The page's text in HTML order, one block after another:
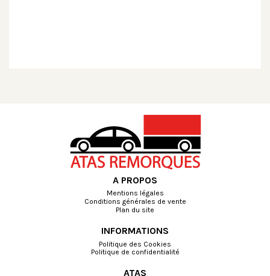
A PROPOS
Mentions légales
Conditions générales de vente
Plan du site
INFORMATIONS
Politique des Cookies
Politique de confidentialité
ATAS